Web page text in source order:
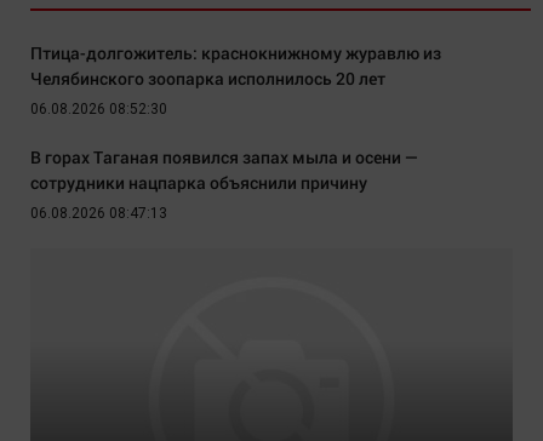
Птица-долгожитель: краснокнижному журавлю из
Челябинского зоопарка исполнилось 20 лет
06.08.2026 08:52:30
В горах Таганая появился запах мыла и осени —
сотрудники нацпарка объяснили причину
06.08.2026 08:47:13